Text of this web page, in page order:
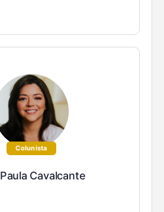
Colunista
Cavalcante